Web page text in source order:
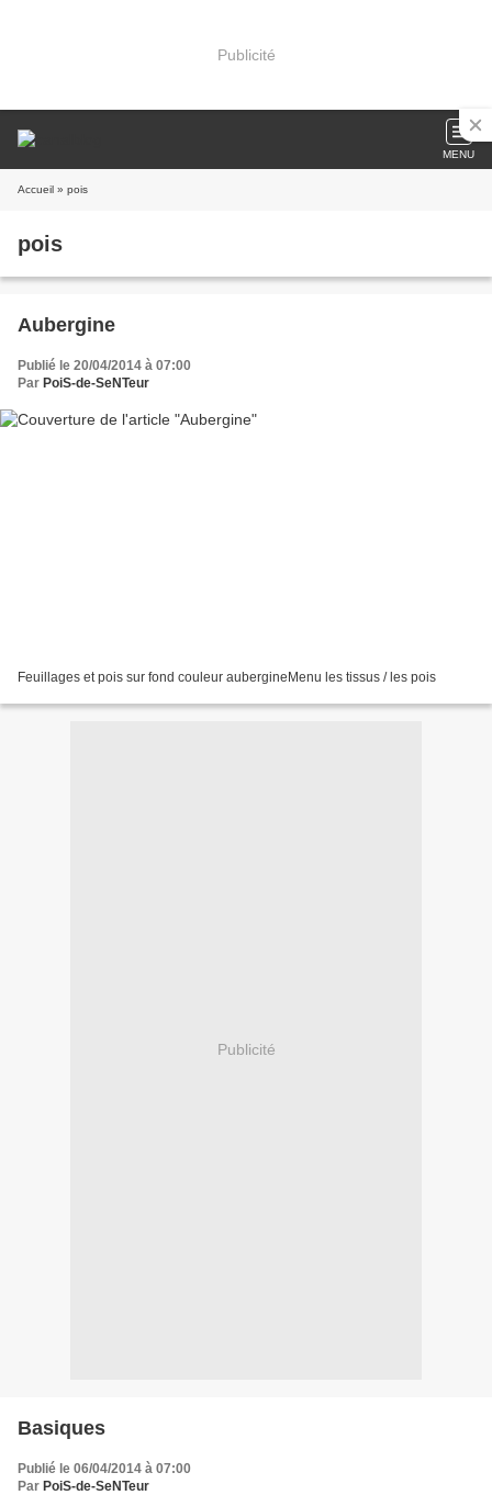
Publicité
MENU
Accueil » pois
pois
Aubergine
Publié le 20/04/2014 à 07:00
Par PoiS-de-SeNTeur
Feuillages et pois sur fond couleur aubergineMenu les tissus / les pois
Publicité
Basiques
Publié le 06/04/2014 à 07:00
Par PoiS-de-SeNTeur